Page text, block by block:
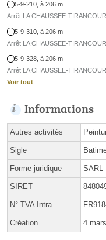
5-9-210, à 206 m
Arrêt LA CHAUSSEE-
5-9-310, à 206 m
Arrêt LA CHAUSSEE-
5-9-328, à 206 m
Arrêt LA CHAUSSEE-
Voir tout
Informations
Autres activités
Sigle
Forme juridique SARL
SIRET
N° TVA Intra.
Création 4